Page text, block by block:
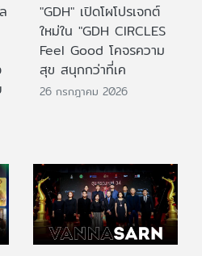
"GDH" เปิดโผโปรเจกต์
ใหม่ใน "GDH CIRCLES
Feel Good โคจรความ
สุข สนุกกว่าที่เค
26 กรกฎาคม 2026